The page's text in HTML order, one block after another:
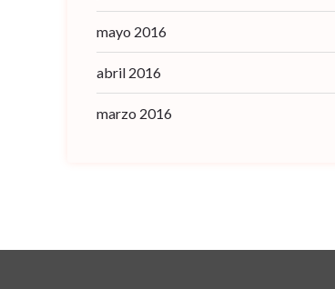
mayo 2016
abril 2016
marzo 2016